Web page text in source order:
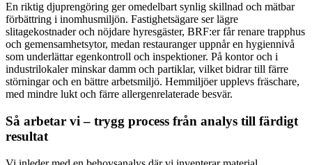
En riktig djuprengöring ger omedelbart synlig skillnad och mätbar
förbättring i inomhusmiljön. Fastighetsägare ser lägre
slitagekostnader och nöjdare hyresgäster, BRF:er får renare trapphus
och gemensamhetsytor, medan restauranger uppnår en hygiennivå
som underlättar egenkontroll och inspektioner. På kontor och i
industrilokaler minskar damm och partiklar, vilket bidrar till färre
störningar och en bättre arbetsmiljö. Hemmiljöer upplevs fräschare,
med mindre lukt och färre allergenrelaterade besvär.
Så arbetar vi – trygg process från analys till färdigt
resultat